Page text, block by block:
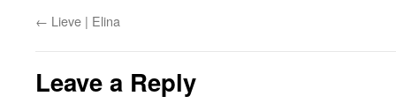
← Lieve | Elina
Leave a Reply